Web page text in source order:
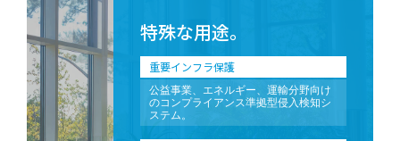
特殊な用途。
重要インフラ保護
公益事業、エネルギー、運輸分野向け
のコンプライアンス準拠型侵入検知シ
ステム。